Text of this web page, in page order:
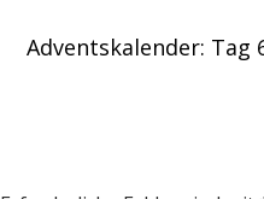
Adventskalender: Tag